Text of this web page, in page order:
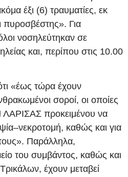
έξι (6) τραυματίες, εκ
πυροσβέστης». Για
νοσηλεύτηκαν σε
και, περίπου στις 10.00
«έως τώρα έχουν
σοροί, οι οποίες
προκειμένου να
καθώς και για
Παράλληλα,
του συμβάντος, καθώς και
έχουν μεταβεί